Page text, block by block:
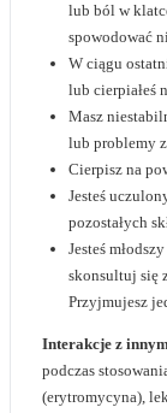
lub ból w
spowodować
W ciągu
lub cierpiałeś
Masz
lub problemy
Cierpisz na
Jesteś
pozostałych
Jesteś
skonsultuj się
Przyjmujesz
Interakcje z
podczas
(erytromycyna),